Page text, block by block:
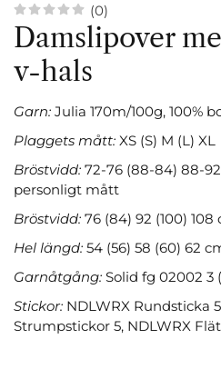
(0)
Damslipover
v-hals
Garn: Julia 170m/100g, 100%
Plaggets mått: XS (S) M (L) XL
Bröstvidd: 72-76 (88-84) 88-92
personligt mått
Bröstvidd: 76 (84) 92 (100) 108
Hel längd: 54 (56) 58 (60) 62
Garnåtgång: Solid fg 02002 3
Stickor: NDLWRX Rundsticka
Strumpstickor 5, NDLWRX